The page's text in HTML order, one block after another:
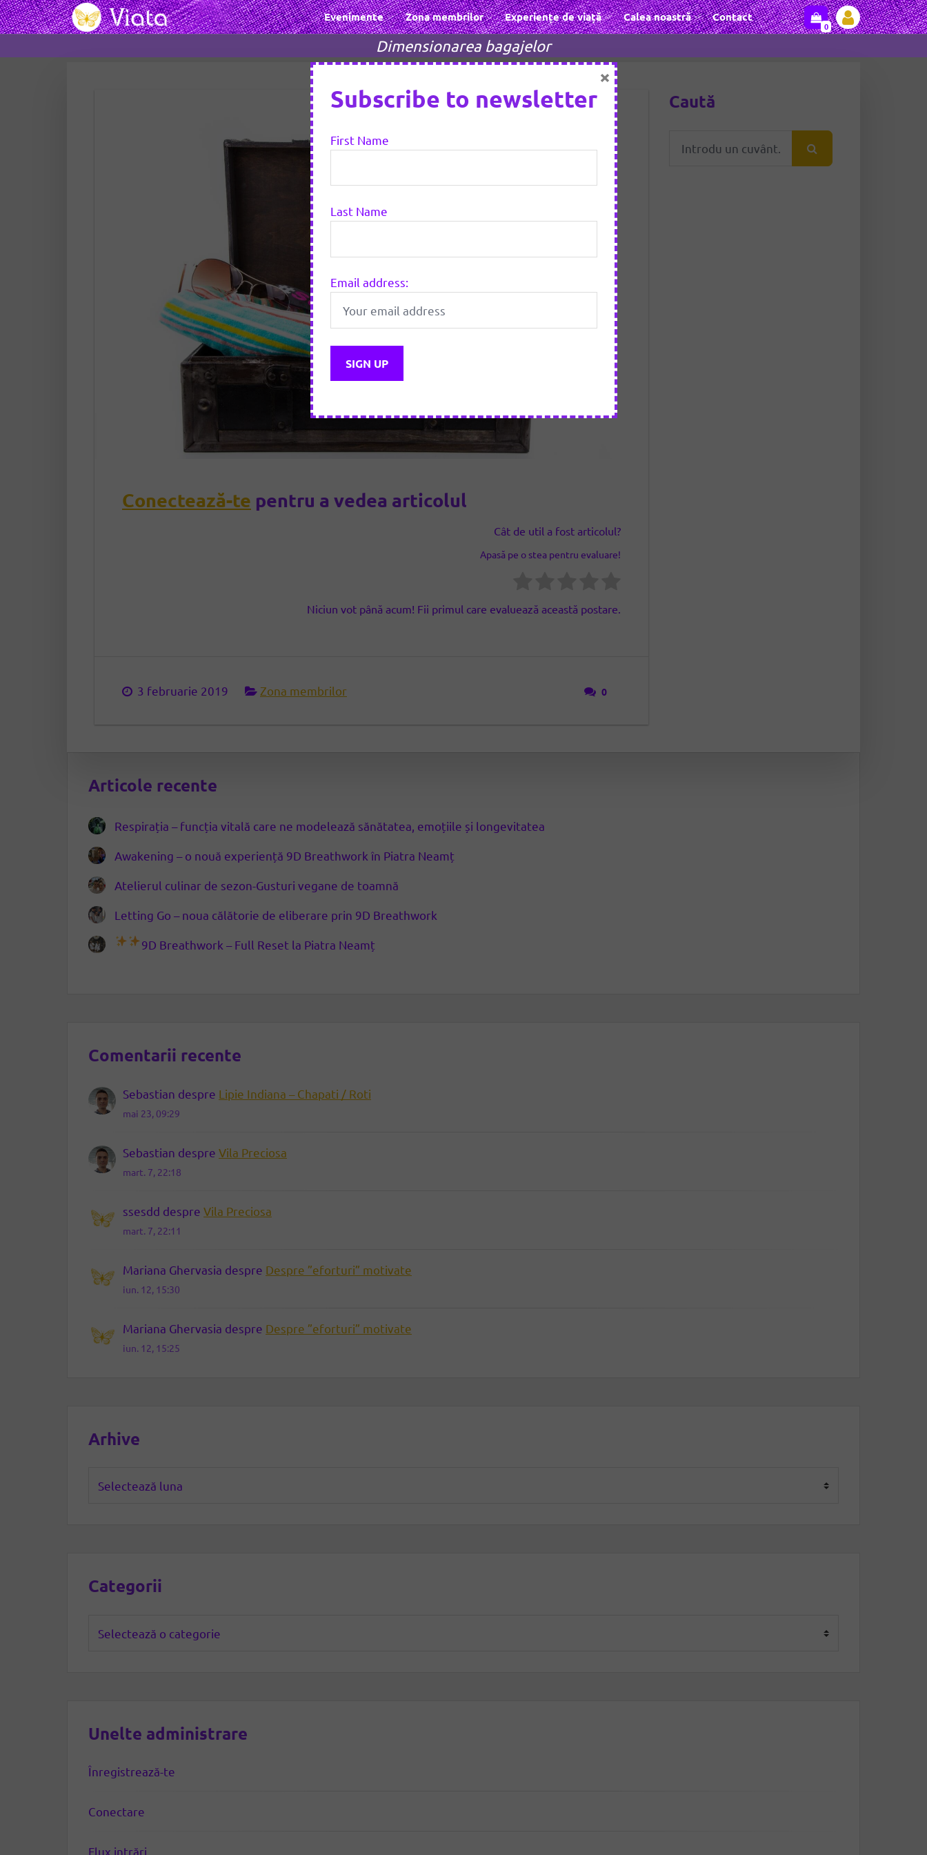
Evenimente Zona membrilor Experiențe de viață Calea noastră Contact
0
Dimensionarea bagajelor
Conectează-te pentru a vedea articolul
Cât de util a fost articolul?
Apasă pe o stea pentru evaluare!
Niciun vot până acum! Fii primul care evaluează această postare.
3 februarie 2019 Zona membrilor 0
Caută
Articole recente
Respirația – funcția vitală care ne modelează sănătatea, emoțiile și longevitatea
Awakening – o nouă experiență 9D Breathwork în Piatra Neamț
Atelierul culinar de sezon-Gusturi vegane de toamnă
Letting Go – noua călătorie de eliberare prin 9D Breathwork
9D Breathwork – Full Reset la Piatra Neamț
Comentarii recente
Sebastian despre Lipie Indiana – Chapati / Roti
mai 23, 09:29
Sebastian despre Vila Preciosa
mart. 7, 22:18
ssesdd despre Vila Preciosa
mart. 7, 22:11
Mariana Ghervasia despre Despre ”eforturi” motivate
iun. 12, 15:30
Mariana Ghervasia despre Despre ”eforturi” motivate
iun. 12, 15:25
Arhive
Categorii
Unelte administrare
Înregistrează-te
Conectare
Flux intrări
Subscribe to newsletter
First Name
Last Name
Email address:
×